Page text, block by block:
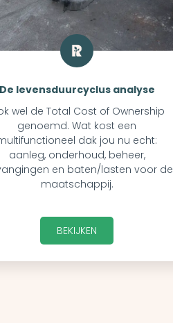
De levensduurcyclus analyse
wel de Total Cost of Ownership
genoemd. Wat kost een
dak jou nu echt:
aanleg, onderhoud, beheer,
en baten/lasten voor de
maatschappij.
BEKIJKEN